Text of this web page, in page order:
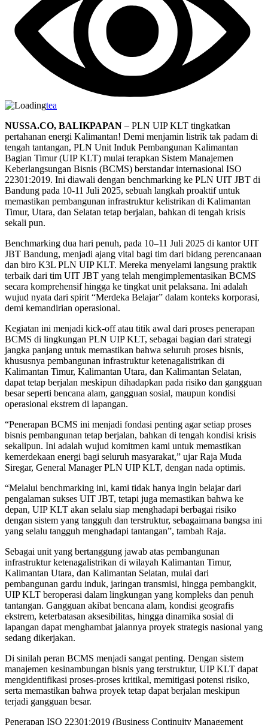
tea
NUSSA.CO, BALIKPAPAN – PLN UIP KLT tingkatkan
pertahanan energi Kalimantan! Demi menjamin listrik tak padam di
tengah tantangan, PLN Unit Induk Pembangunan Kalimantan
Bagian Timur (UIP KLT) mulai terapkan Sistem Manajemen
Keberlangsungan Bisnis (BCMS) berstandar internasional ISO
22301:2019. Ini diawali dengan benchmarking ke PLN UIT JBT di
Bandung pada 10-11 Juli 2025, sebuah langkah proaktif untuk
memastikan pembangunan infrastruktur kelistrikan di Kalimantan
Timur, Utara, dan Selatan tetap berjalan, bahkan di tengah krisis
sekali pun.
Benchmarking dua hari penuh, pada 10–11 Juli 2025 di kantor UIT
JBT Bandung, menjadi ajang vital bagi tim dari bidang perencanaan
dan biro K3L PLN UIP KLT. Mereka menyelami langsung praktik
terbaik dari tim UIT JBT yang telah mengimplementasikan BCMS
secara komprehensif hingga ke tingkat unit pelaksana. Ini adalah
wujud nyata dari spirit “Merdeka Belajar” dalam konteks korporasi,
demi kemandirian operasional.
Kegiatan ini menjadi kick-off atau titik awal dari proses penerapan
BCMS di lingkungan PLN UIP KLT, sebagai bagian dari strategi
jangka panjang untuk memastikan bahwa seluruh proses bisnis,
khususnya pembangunan infrastruktur ketenagalistrikan di
Kalimantan Timur, Kalimantan Utara, dan Kalimantan Selatan,
dapat tetap berjalan meskipun dihadapkan pada risiko dan gangguan
besar seperti bencana alam, gangguan sosial, maupun kondisi
operasional ekstrem di lapangan.
“Penerapan BCMS ini menjadi fondasi penting agar setiap proses
bisnis pembangunan tetap berjalan, bahkan di tengah kondisi krisis
sekalipun. Ini adalah wujud komitmen kami untuk memastikan
kemerdekaan energi bagi seluruh masyarakat,” ujar Raja Muda
Siregar, General Manager PLN UIP KLT, dengan nada optimis.
“Melalui benchmarking ini, kami tidak hanya ingin belajar dari
pengalaman sukses UIT JBT, tetapi juga memastikan bahwa ke
depan, UIP KLT akan selalu siap menghadapi berbagai risiko
dengan sistem yang tangguh dan terstruktur, sebagaimana bangsa ini
yang selalu tangguh menghadapi tantangan”, tambah Raja.
Sebagai unit yang bertanggung jawab atas pembangunan
infrastruktur ketenagalistrikan di wilayah Kalimantan Timur,
Kalimantan Utara, dan Kalimantan Selatan, mulai dari
pembangunan gardu induk, jaringan transmisi, hingga pembangkit,
UIP KLT beroperasi dalam lingkungan yang kompleks dan penuh
tantangan. Gangguan akibat bencana alam, kondisi geografis
ekstrem, keterbatasan aksesibilitas, hingga dinamika sosial di
lapangan dapat menghambat jalannya proyek strategis nasional yang
sedang dikerjakan.
Di sinilah peran BCMS menjadi sangat penting. Dengan sistem
manajemen kesinambungan bisnis yang terstruktur, UIP KLT dapat
mengidentifikasi proses-proses kritikal, memitigasi potensi risiko,
serta memastikan bahwa proyek tetap dapat berjalan meskipun
terjadi gangguan besar.
Penerapan ISO 22301:2019 (Business Continuity Management